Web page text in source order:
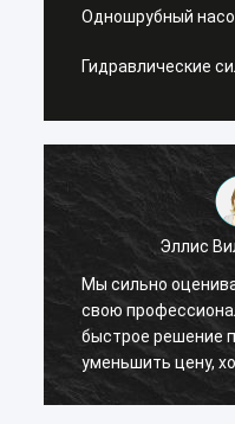
Одношрубный
Гидравлические
Эллис
Мы сильно
свою
быстрое решение
уменьшить цену,